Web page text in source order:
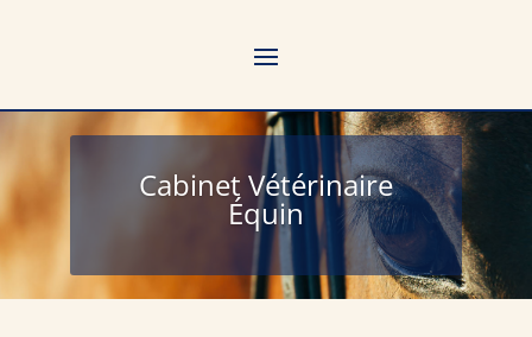
Cabinet Vétérinaire
Équin